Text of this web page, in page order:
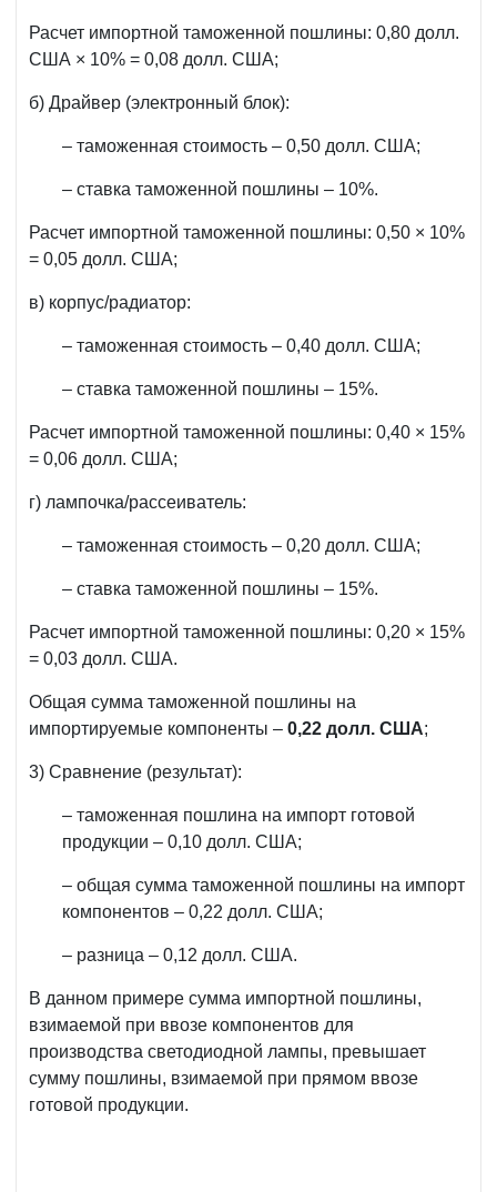
Расчет импортной таможенной пошлины: 0,80 долл.
США × 10% = 0,08 долл. США;
б) Драйвер (электронный блок):
– таможенная стоимость – 0,50 долл. США;
– ставка таможенной пошлины – 10%.
Расчет импортной таможенной пошлины: 0,50 × 10%
= 0,05 долл. США;
в) корпус/радиатор:
– таможенная стоимость – 0,40 долл. США;
– ставка таможенной пошлины – 15%.
Расчет импортной таможенной пошлины: 0,40 × 15%
= 0,06 долл. США;
г) лампочка/рассеиватель:
– таможенная стоимость – 0,20 долл. США;
– ставка таможенной пошлины – 15%.
Расчет импортной таможенной пошлины: 0,20 × 15%
= 0,03 долл. США.
Общая сумма таможенной пошлины на
импортируемые компоненты – 0,22 долл. США;
3) Сравнение (результат):
– таможенная пошлина на импорт готовой
продукции – 0,10 долл. США;
– общая сумма таможенной пошлины на импорт
компонентов – 0,22 долл. США;
– разница – 0,12 долл. США.
В данном примере сумма импортной пошлины,
взимаемой при ввозе компонентов для
производства светодиодной лампы, превышает
сумму пошлины, взимаемой при прямом ввозе
готовой продукции.